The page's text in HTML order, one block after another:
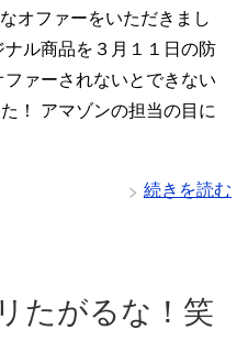
オファーをいただきまし
ル商品を３月１１日の防
ァーされないとできない
！ アマゾンの担当の目に
続きを読む
たがるな！笑